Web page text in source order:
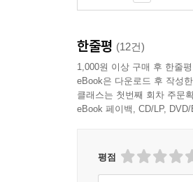
한줄평 (12건)
1,000원 이상 구매 후 한줄
eBook은 다운로드 후 작성
클래스는 첫번째 회차 주문
eBook 페이백, CD/LP,
평점